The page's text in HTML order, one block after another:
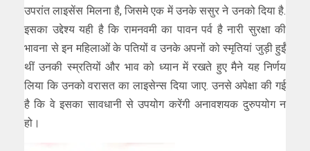
उपरांत लाइसेंस मिलना है, जिसमे एक में उनके ससुर ने उनको दिया है.
इसका उद्देश्य यही है कि रामनवमी का पावन पर्व है नारी सुरक्षा की
भावना से इन महिलाओं के पतियों व उनके अपनों को स्मृतियां जुड़ी हुईं
थीं उनकी स्म्रतियों और भाव को ध्यान में रखते हुए मैने यह निर्णय
लिया कि उनको वरासत का लाइसेन्स दिया जाए. उनसे अपेक्षा की गई
है कि वे इसका सावधानी से उपयोग करेंगी अनावशयक दुरुपयोग न
हो।